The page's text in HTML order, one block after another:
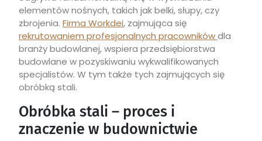
elementów nośnych, takich jak belki, słupy, czy
zbrojenia. Firma Workdei, zajmująca się
rekrutowaniem profesjonalnych pracownikówdla
branży budowlanej, wspiera przedsiębiorstwa
budowlane w pozyskiwaniu wykwalifikowanych
specjalistów. W tym także tych zajmujących się
obróbką stali.
Obróbka stali – proces i
znaczenie w budownictwie